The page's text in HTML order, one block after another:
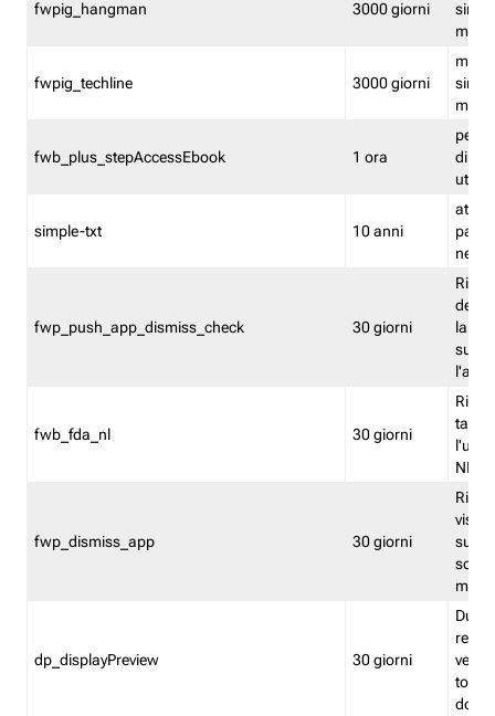
fwpig_hangman 3000 giorni
fwpig_techline 3000 giorni
fwb_plus_stepAccessEbook 1 ora
di un
simple-txt 10 anni
attiva
fwp_push_app_dismiss_check 30 giorni
la
fwb_fda_nl 30 giorni
NL
fwp_dismiss_app 30 giorni
visto
dp_displayPreview 30 giorni
torna
dopo